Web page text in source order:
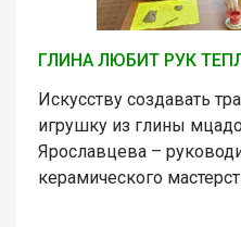
ГЛИНА ЛЮБИТ РУК
Искусству создавать
игрушку из глины
Ярославцева –
керамического